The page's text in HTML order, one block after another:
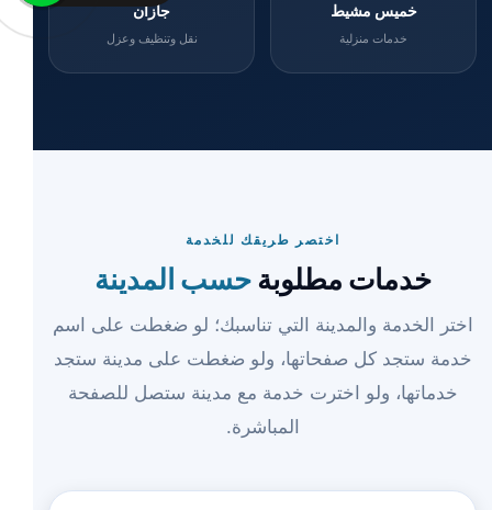
خميس مشيط
خدمات منزلية
جازان
نقل وتنظيف وعزل
اختصر طريقك للخدمة
خدمات مطلوبةحسب المدينة
اختر الخدمة والمدينة التي تناسبك؛ لو ضغطت على اسم
خدمة ستجد كل صفحاتها، ولو ضغطت على مدينة ستجد
خدماتها، ولو اخترت خدمة مع مدينة ستصل للصفحة
المباشرة.